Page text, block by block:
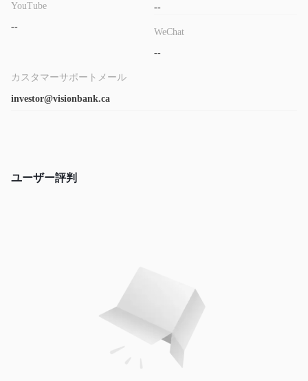
YouTube
--
--
WeChat
--
カスタマーサポートメール
investor@visionbank.ca
ユーザー評判